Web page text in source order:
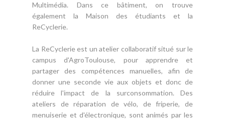
Multimédia. Dans ce bâtiment, on trouve
également la Maison des étudiants et la
ReCyclerie.
La ReCyclerie est un atelier collaboratif situé sur le
campus d'AgroToulouse, pour apprendre et
partager des compétences manuelles, afin de
donner une seconde vie aux objets et donc de
réduire l'impact de la surconsommation. Des
ateliers de réparation de vélo, de friperie, de
menuiserie et d'électronique, sont animés par les